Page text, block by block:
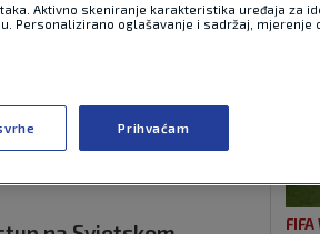
FIFA
Aktivno skeniranje karakteristika uređaja za
Personalizirano oglašavanje i sadržaj, mjerenje
Prihvaćam